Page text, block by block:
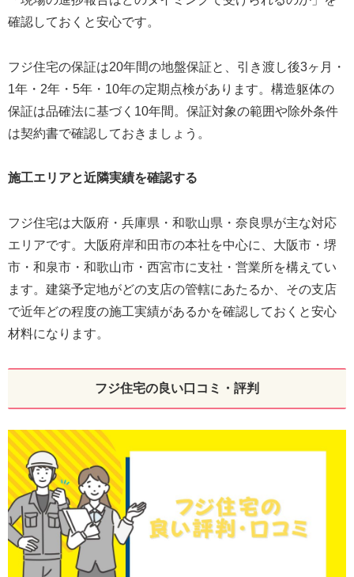
確認しておくと安心です。
フジ住宅の保証は20年間の地盤保証と、引き渡し後3ヶ月・
1年・2年・5年・10年の定期点検があります。構造躯体の
保証は品確法に基づく10年間。保証対象の範囲や除外条件
は契約書で確認しておきましょう。
施工エリアと近隣実績を確認する
フジ住宅は大阪府・兵庫県・和歌山県・奈良県が主な対応
エリアです。大阪府岸和田市の本社を中心に、大阪市・堺
市・和泉市・和歌山市・西宮市に支社・営業所を構えてい
ます。建築予定地がどの支店の管轄にあたるか、その支店
で近年どの程度の施工実績があるかを確認しておくと安心
材料になります。
フジ住宅の良い口コミ・評判